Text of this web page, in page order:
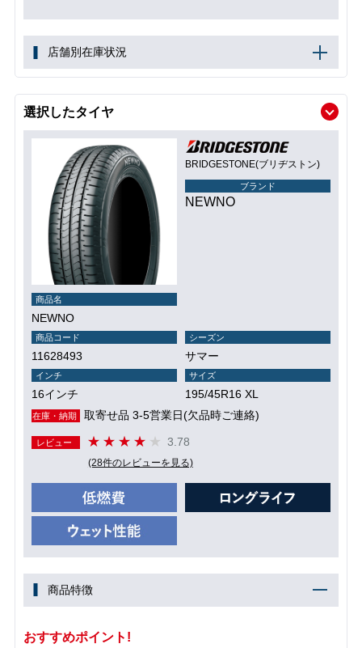
店舗別在庫状況
選択したタイヤ
BRIDGESTONE(ブリヂストン)
ブランド
NEWNO
商品名
NEWNO
商品コード
11628493
シーズン
サマー
インチ
16インチ
サイズ
195/45R16 XL
在庫・納期 取寄せ品 3-5営業日(欠品時ご連絡)
レビュー 3.78
(28件のレビューを見る)
商品特徴
おすすめポイント!